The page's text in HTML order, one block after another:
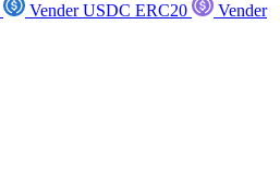
Vender USDC ERC20
Vender